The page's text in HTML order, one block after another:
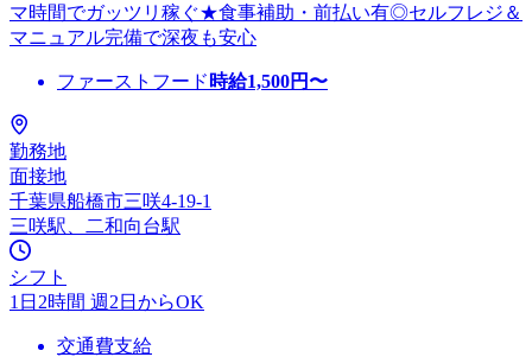
マ時間でガッツリ稼ぐ★食事補助・前払い有◎セルフレジ＆
マニュアル完備で深夜も安心
ファーストフード 時給1,500円〜
勤務地
面接地
千葉県船橋市三咲4-19-1
三咲駅、二和向台駅
シフト
1日2時間 週2日からOK
交通費支給